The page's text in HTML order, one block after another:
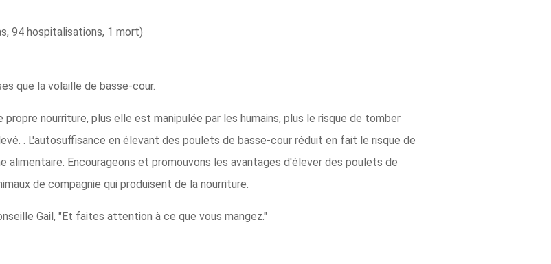
94 hospitalisations, 1 mort)
que la volaille de basse-cour.
nourriture, plus elle est manipulée par les humains, plus le risque de tomber
. L'autosuffisance en élevant des poulets de basse-cour réduit en fait le risque de
alimentaire. Encourageons et promouvons les avantages d'élever des poulets de
de compagnie qui produisent de la nourriture.
Gail, "Et faites attention à ce que vous mangez."